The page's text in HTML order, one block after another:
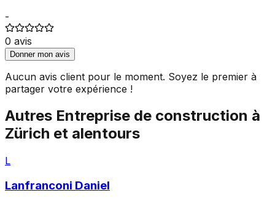
-
0 avis
Donner mon avis
Aucun avis client pour le moment. Soyez le premier à
partager votre expérience !
Autres Entreprise de construction à
Zürich et alentours
L
Lanfranconi Daniel